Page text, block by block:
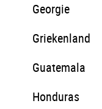
Georgie
Griekenland
Guatemala
Honduras